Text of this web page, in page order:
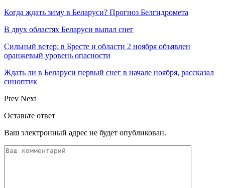
Когда ждать зиму в Беларуси? Прогноз Белгидромета
В двух областях Беларуси выпал снег
Сильный ветер: в Бресте и области 2 ноября объявлен
оранжевый уровень опасности
Ждать ли в Беларуси первый снег в начале ноября, рассказал
синоптик
Prev Next
Оставьте ответ
Ваш электронный адрес не будет опубликован.